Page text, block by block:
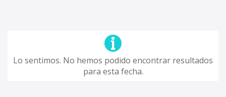
Lo sentimos. No hemos podido encontrar resultados
para esta fecha.